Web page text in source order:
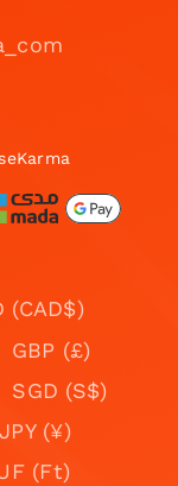
(CAD$)
GBP (£)
SGD (S$)
JPY (¥)
(Ft)